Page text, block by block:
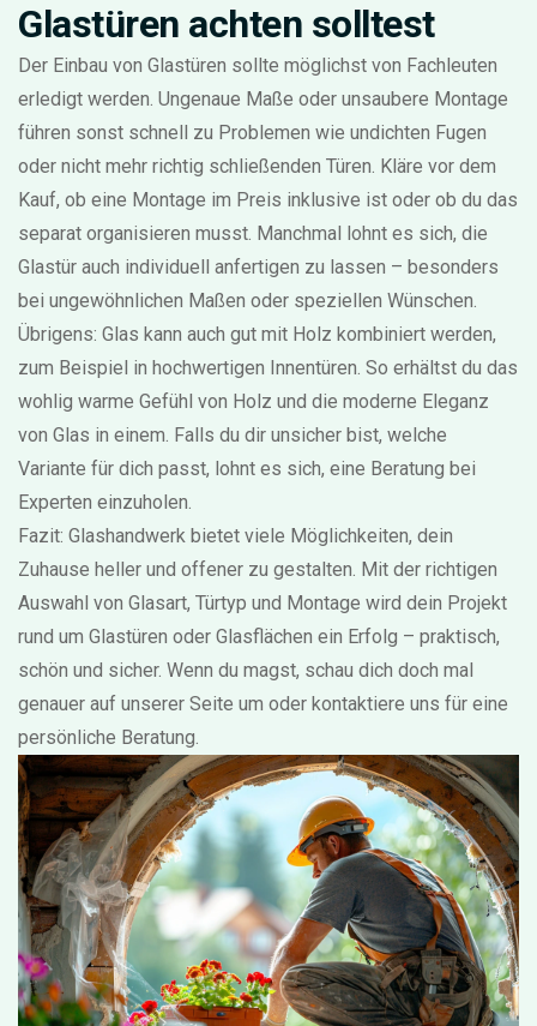
Glastüren achten solltest
Der Einbau von Glastüren sollte möglichst von Fachleuten
erledigt werden. Ungenaue Maße oder unsaubere Montage
führen sonst schnell zu Problemen wie undichten Fugen
oder nicht mehr richtig schließenden Türen. Kläre vor dem
Kauf, ob eine Montage im Preis inklusive ist oder ob du das
separat organisieren musst. Manchmal lohnt es sich, die
Glastür auch individuell anfertigen zu lassen – besonders
bei ungewöhnlichen Maßen oder speziellen Wünschen.
Übrigens: Glas kann auch gut mit Holz kombiniert werden,
zum Beispiel in hochwertigen Innentüren. So erhältst du das
wohlig warme Gefühl von Holz und die moderne Eleganz
von Glas in einem. Falls du dir unsicher bist, welche
Variante für dich passt, lohnt es sich, eine Beratung bei
Experten einzuholen.
Fazit: Glashandwerk bietet viele Möglichkeiten, dein
Zuhause heller und offener zu gestalten. Mit der richtigen
Auswahl von Glasart, Türtyp und Montage wird dein Projekt
rund um Glastüren oder Glasflächen ein Erfolg – praktisch,
schön und sicher. Wenn du magst, schau dich doch mal
genauer auf unserer Seite um oder kontaktiere uns für eine
persönliche Beratung.